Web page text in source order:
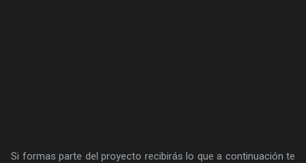
Si formas parte del proyecto recibirás lo que a continuación te